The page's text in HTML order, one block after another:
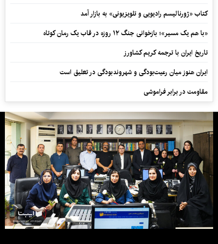
کتاب «ژورنالیسم رادیویی و تلویزیونی» به بازار آمد
«با هم یک مسیر»؛ بازخوانی جنگ ۱۲ روزه در قاب یک رمان کوتاه
تاریخ ایران با ترجمه کریم کشاورز
ایران هنوز میان رعیت‌بودگی و شهروندبودگی در تعلیق است
مقاومت در برابر فراموشی